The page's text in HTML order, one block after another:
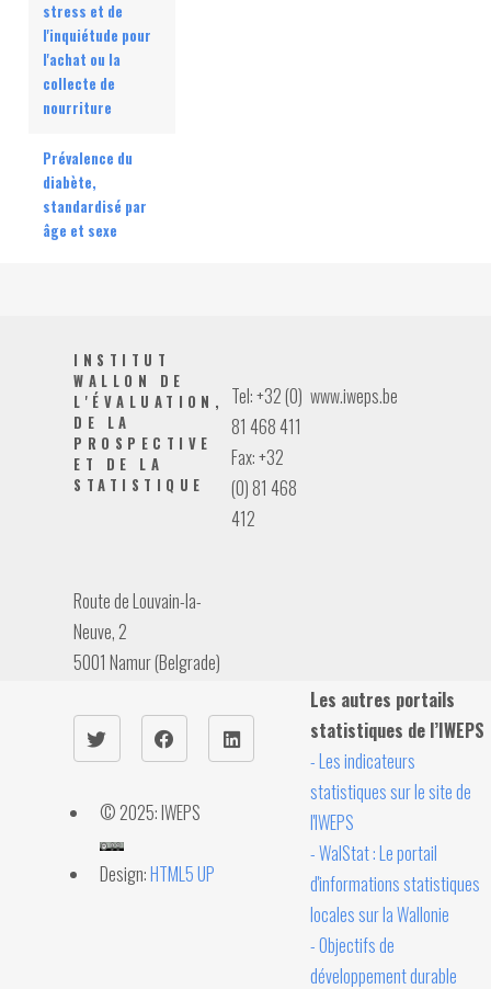
stress et de
l'inquiétude pour
l'achat ou la
collecte de
nourriture
Prévalence du
diabète,
standardisé par
âge et sexe
INSTITUT
WALLON DE
L'ÉVALUATION,
DE LA
PROSPECTIVE
ET DE LA
STATISTIQUE
Route de Louvain-la-
Neuve, 2
5001 Namur (Belgrade)
Tel: +32 (0)
81 468 411
Fax: +32
(0) 81 468
412
www.iweps.be
© 2025: IWEPS
Design:HTML5 UP
Les autres portails
statistiques de l’IWEPS
- Les indicateurs
statistiques sur le site de
l'IWEPS
- WalStat : Le portail
d'informations statistiques
locales sur la Wallonie
- Objectifs de
développement durable